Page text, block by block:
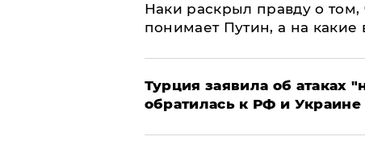
Наки раскрыл правду о том,
понимает Путин, а на какие
Турция заявила об атаках
обратилась к РФ и Украине